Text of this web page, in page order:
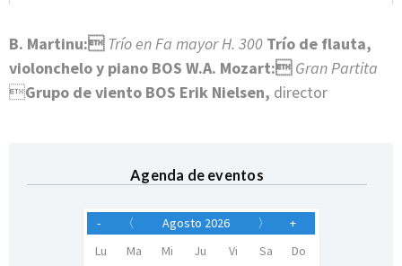
B. Martinu: Trío en Fa mayor H. 300 Trío de flauta,
violonchelo y piano BOS W.A. Mozart: Gran Partita
Grupo de viento BOS Erik Nielsen, director
Agenda de eventos
- 〈 Agosto 2026 〉
+
Lu
Ma Mi Ju Vi Sa
Do